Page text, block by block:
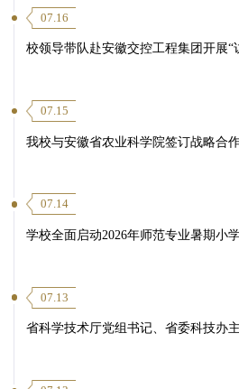
07.16
校领导带队赴安徽交控工程集团开展“
07.15
我校与安徽省农业科学院签订战略合
07.14
学校全面启动2026年师范专业暑期小
07.13
省科学技术厅党组书记、省委科技办